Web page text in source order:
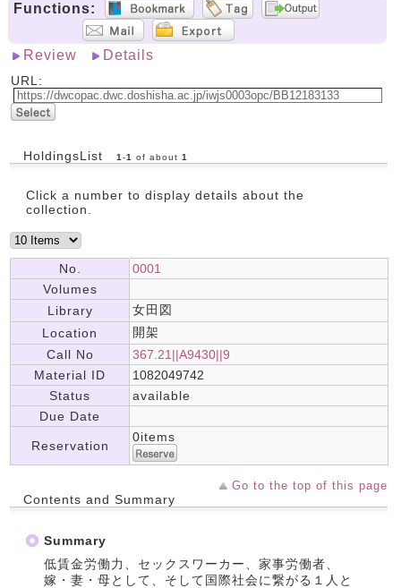
Functions:
Review Details
URL:
HoldingsList 1 -1 of about 1
Click a number to display details about the
collection.
No.
0001
Volumes
Library
女田図
Location
開架
Call No
367.21||A9430||9
Material ID
1082049742
Status
available
Due Date
Reservation
0items
Go to the top of this page
Contents and Summary
Summary
低賃金労働力、セックスワーカー、家事労働者、
嫁・妻・母として、そして国際社会に繋がる１人と